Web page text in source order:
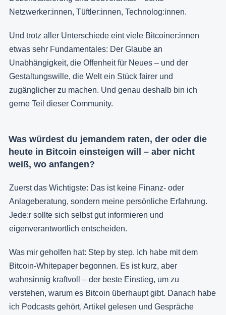
Netzwerker:innen, Tüftler:innen, Technolog:innen.
Und trotz aller Unterschiede eint viele Bitcoiner:innen
etwas sehr Fundamentales: Der Glaube an
Unabhängigkeit, die Offenheit für Neues – und der
Gestaltungswille, die Welt ein Stück fairer und
zugänglicher zu machen. Und genau deshalb bin ich
gerne Teil dieser Community.
Was würdest du jemandem raten, der oder die
heute in Bitcoin einsteigen will – aber nicht
weiß, wo anfangen?
Zuerst das Wichtigste: Das ist keine Finanz- oder
Anlageberatung, sondern meine persönliche Erfahrung.
Jede:r sollte sich selbst gut informieren und
eigenverantwortlich entscheiden.
Was mir geholfen hat: Step by step. Ich habe mit dem
Bitcoin-Whitepaper begonnen. Es ist kurz, aber
wahnsinnig kraftvoll – der beste Einstieg, um zu
verstehen, warum es Bitcoin überhaupt gibt. Danach habe
ich Podcasts gehört, Artikel gelesen und Gespräche